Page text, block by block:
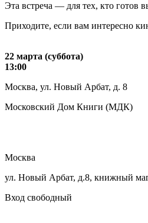
Эта встреча — для тех, кто готов
Приходите, если вам интересно
22 марта (суббота)
13:00
Москва, ул. Новый Арбат, д. 8
Московский Дом Книги (МДК)
Москва
ул. Новый Арбат, д.8, книжный
Вход свободный